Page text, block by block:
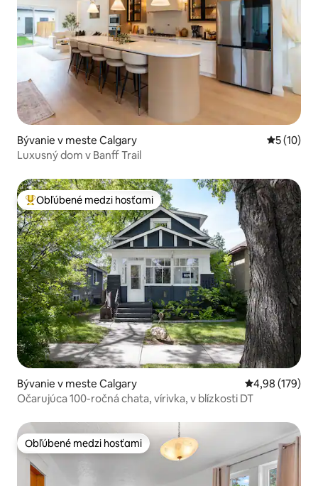
Bývanie v meste Calgary
5 (10)
Luxusný dom v Banff Trail
Najobľúbenejšie medzi hosťami
Obľúbené medzi hosťami
Bývanie v meste Calgary Priemerné
4,98 (179)
Očarujúca 100-ročná chata, vírivka, v blízkosti DT
Obľúbené medzi hosťami
Obľúbené medzi hosťami